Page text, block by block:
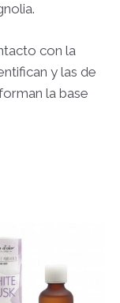
con la
y las de
la base